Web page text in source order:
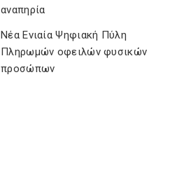
αναπηρία
Νέα Ενιαία Ψηφιακή Πύλη
Πληρωμών οφειλών φυσικών
προσώπων